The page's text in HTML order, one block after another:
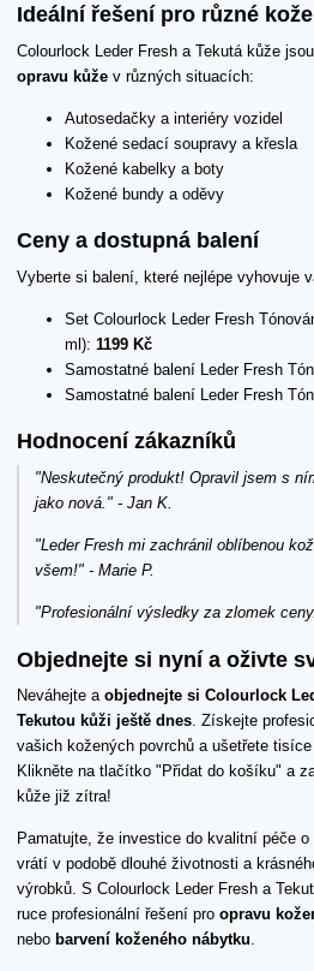
Ideální řešení pro různé
Colourlock Leder Fresh a Tekutá kůže
opravu kůže v různých situacích:
Autosedačky a interiéry vozidel
Kožené sedací soupravy a křesla
Kožené kabelky a boty
Kožené bundy a oděvy
Ceny a dostupná balení
Vyberte si balení, které nejlépe vyhovuje
Set Colourlock Leder Fresh
ml): 1199 Kč
Samostatné balení Leder Fresh
Samostatné balení Leder Fresh
Hodnocení zákazníků
"Neskutečný produkt! Opravil jsem s
jako nová." - Jan K.
"Leder Fresh mi zachránil oblíbenou
všem!" - Marie P.
"Profesionální výsledky za zlomek
Objednejte si nyní a oživte
Neváhejte a objednejte si Colourlock
Tekutou kůži ještě dnes. Získejte
vašich kožených povrchů a ušetřete
Klikněte na tlačítko "Přidat do košíku" a
kůže již zítra!
Pamatujte, že investice do kvalitní péče
vrátí v podobě dlouhé životnosti a
výrobků. S Colourlock Leder Fresh a
ruce profesionální řešení pro opravu
nebo barvení koženého nábytku.